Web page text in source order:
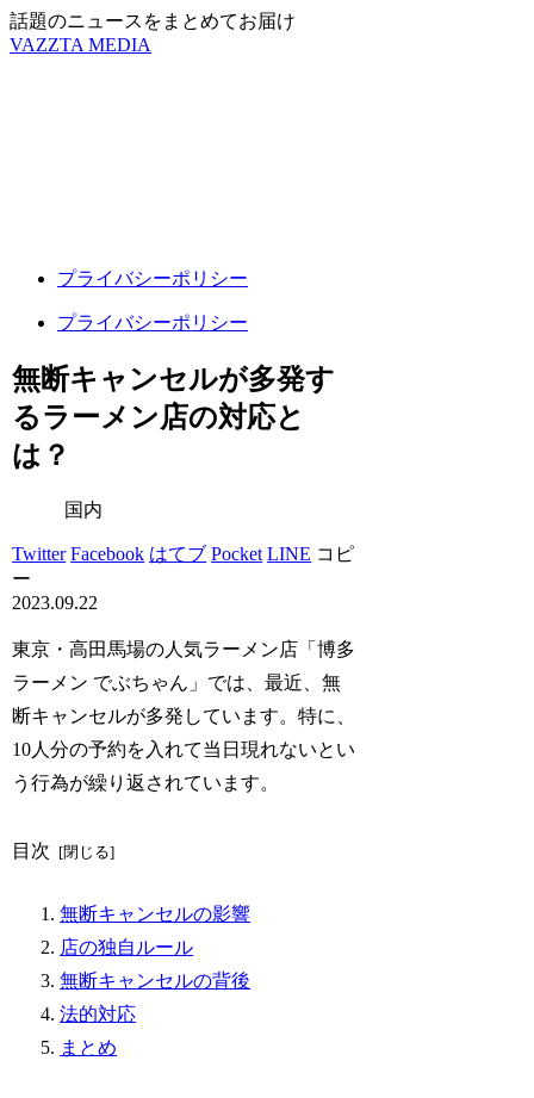
話題のニュースをまとめてお届け
VAZZTA MEDIA
プライバシーポリシー
プライバシーポリシー
無断キャンセルが多発す
るラーメン店の対応と
は？
国内
Twitter Facebook はてブ Pocket LINE コピ
ー
2023.09.22
東京・高田馬場の人気ラーメン店「博多
ラーメン でぶちゃん」では、最近、無
断キャンセルが多発しています。特に、
10人分の予約を入れて当日現れないとい
う行為が繰り返されています。
目次
無断キャンセルの影響
店の独自ルール
無断キャンセルの背後
法的対応
まとめ